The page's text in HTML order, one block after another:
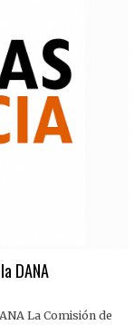
DANA
La Comisión de